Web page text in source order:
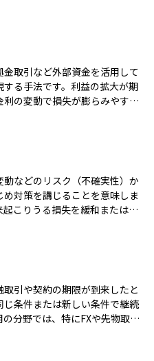
れが求められることもありま
金で大きな取引ができる一方
拠金取引は慎重に理解してか
取引など外部資金を活用して
る手法です。利益の拡大が期
の変動で損失が膨らみやす
欠です。レバレッジによる損
的な負担も増えやすい点にも
投資目的やリスク許容度を考慮
することで、資産運用の効率
が重要となります。
などのリスク（不確実性）か
対策を講じることを意味しま
こりうる損失を緩和または回
ったヘッジ手段を使えば、円
ができます。また、株式市場
トオプションを利用すること
ジは、利益を狙
を限定し、安定した運用成果
引や契約の期限が到来したと
条件または新しい条件で継続
分野では、特にFXや先物取